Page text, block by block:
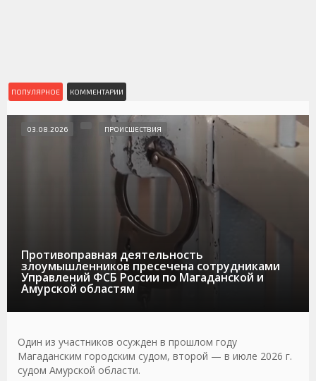
ПОПУЛЯРНОЕ КОММЕНТАРИИ
Противоправная деятельность
злоумышленников пресечена сотрудниками
Управлений ФСБ России по Магаданской и
Амурской областям
03.08.2026 ПРОИСШЕСТВИЯ
Один из участников осужден в прошлом году
Магаданским городским судом, второй — в июле 2026 г.
судом Амурской области.